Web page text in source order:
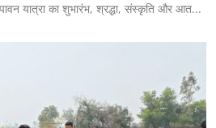
यात्रा का शुभारंभ, श्रद्धा, संस्कृति और आत...